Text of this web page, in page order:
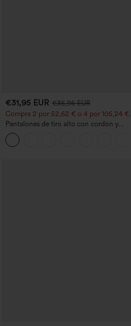
€31,95 EUR €35,95 EUR
Compra 2 por 52,62 € o 4 por 105,24 €.
Pantalones de tiro alto con cordón y
bolsillos, pernera ancha, holgados y de
estilo casual con tacto de lino.